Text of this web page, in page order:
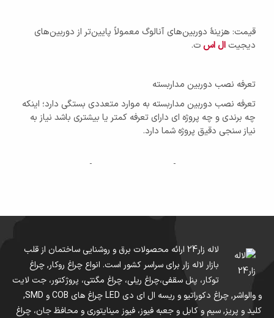
قیمت: هزینهٔ دوربین‌های آنالوگ معمولاً پایین‌تر از دوربین‌های
دیجیت ال است.
تعرفه نصب دوربین مداربسته
تعرفه نصب دوربین مداربسته به موارد متعددی بستگی دارد؛ اینکه
چه برندی و چه پروژه ای دارای تعرفه کمتر یا بیشتری باشد نیاز به
نیاز سنجی دقیق پروژه شما دارد.
برای دریافت انواع فروش و
دوربین‌‌های مداربسته
Closed-Circuit Television
CCTV دسته ای از دوربین‌ها
هستند?
لاله زار24 ارائه محصولات برق و روشنایی ساختمان از قلب
بازار لاله زار برای سراسر کشور است. انواع چراغ روکار, چراغ
توکار، پنل سقفی،چراغ ریلی، چراغ مگنتی، پروژکتور، جت لایت
و والواشر, چراغ دکوراتیو و ریسه ال ای دی LED چراغ های COB و SMD,
کلید و پریز, سیم و کابل و جعبه فیوز، فیوز مینایتوری و محافظ جان، چراغ